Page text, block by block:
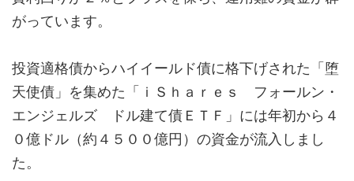
がっています。
投資適格債からハイイールド債に格下げされた「堕
天使債」を集めた「ｉＳｈａｒｅｓ フォールン・
エンジェルズ ドル建て債ＥＴＦ」には年初から４
０億ドル（約４５００億円）の資金が流入しまし
た。